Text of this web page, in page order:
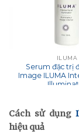
ILUMA
Serum đặc trị
Image ILUMA
Cách sử dụng
hiệu quả